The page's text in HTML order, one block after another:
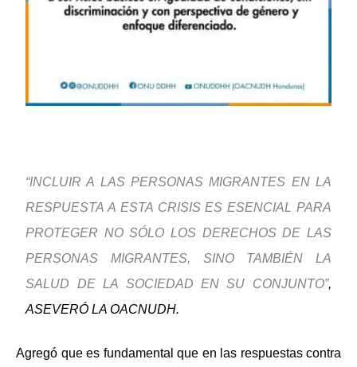
“INCLUIR A LAS PERSONAS MIGRANTES EN LA
RESPUESTA A ESTA CRISIS ES ESENCIAL PARA
PROTEGER NO SÓLO LOS DERECHOS DE LAS
PERSONAS MIGRANTES, SINO TAMBIÉN LA
SALUD DE LA SOCIEDAD EN SU CONJUNTO”,
ASEVERÓ LA OACNUDH.
Agregó que es fundamental que en las respuestas contra